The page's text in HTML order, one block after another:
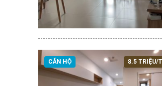
CĂN HỘ 8.5 TRIỆU/